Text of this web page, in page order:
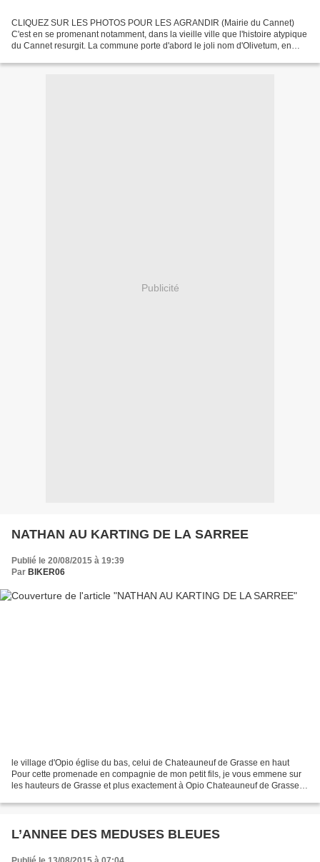
CLIQUEZ SUR LES PHOTOS POUR LES AGRANDIR (Mairie du Cannet)
C'est en se promenant notamment, dans la vieille ville que l'histoire atypique
du Cannet resurgit. La commune porte d'abord le joli nom d'Olivetum, en
Publicité
NATHAN AU KARTING DE LA SARREE
Publié le 20/08/2015 à 19:39
Par BIKER06
le village d'Opio église du bas, celui de Chateauneuf de Grasse en haut
Pour cette promenade en compagnie de mon petit fils, je vous emmene sur
les hauteurs de Grasse et plus exactement à Opio Chateauneuf de Grasse.
L’ANNEE DES MEDUSES BLEUES